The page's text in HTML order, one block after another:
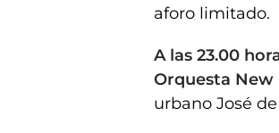
aforo limitado.
A las 23.00
Orquesta New
urbano José de